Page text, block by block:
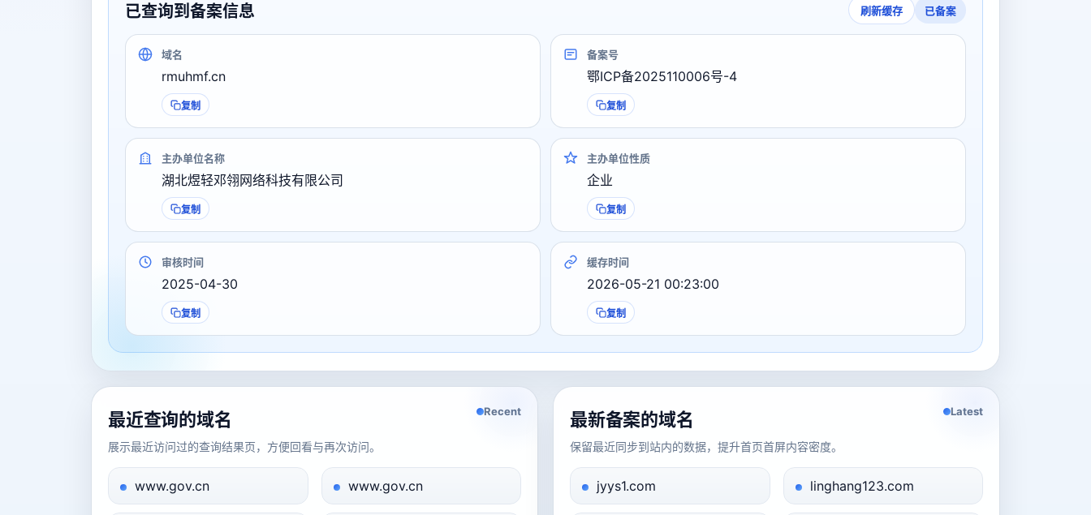
已查询到备案信息 刷新缓存 已备案
域名
rmuhmf.cn
复制
备案号
鄂ICP备2025110006号-4
复制
主办单位名称
湖北煜轻邓翎网络科技有限公司
复制
主办单位性质
企业
复制
审核时间
2025-04-30
复制
缓存时间
2026-05-21 00:23:00
复制
最近查询的域名
展示最近访问过的查询结果页，方便回看与再次访问。
Recent
www.gov.cn www.gov.cn
最新备案的域名
保留最近同步到站内的数据，提升首页首屏内容密度。
Latest
jyys1.com linghang123.com